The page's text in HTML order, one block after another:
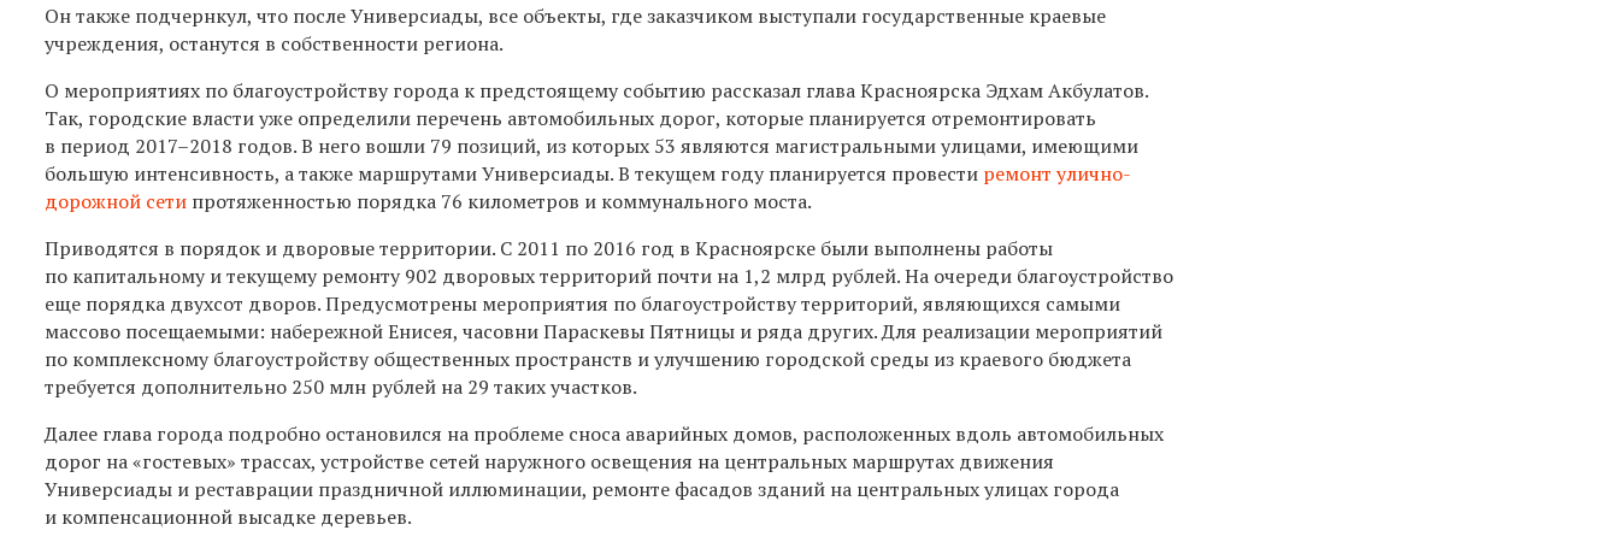
Он также подчернкул, что после Универсиады, все объекты, где заказчиком выступали государственные краевые
учреждения, останутся в собственности региона.
О мероприятиях по благоустройству города к предстоящему событию рассказал глава Красноярска Эдхам Акбулатов.
Так, городские власти уже определили перечень автомобильных дорог, которые планируется отремонтировать
в период 2017–2018 годов. В него вошли 79 позиций, из которых 53 являются магистральными улицами, имеющими
большую интенсивность, а также маршрутами Универсиады. В текущем году планируется провести ремонт улично-
дорожной сети протяженностью порядка 76 километров и коммунального моста.
Приводятся в порядок и дворовые территории. С 2011 по 2016 год в Красноярске были выполнены работы
по капитальному и текущему ремонту 902 дворовых территорий почти на 1,2 млрд рублей. На очереди благоустройство
еще порядка двухсот дворов. Предусмотрены мероприятия по благоустройству территорий, являющихся самыми
массово посещаемыми: набережной Енисея, часовни Параскевы Пятницы и ряда других. Для реализации мероприятий
по комплексному благоустройству общественных пространств и улучшению городской среды из краевого бюджета
требуется дополнительно 250 млн рублей на 29 таких участков.
Далее глава города подробно остановился на проблеме сноса аварийных домов, расположенных вдоль автомобильных
дорог на «гостевых» трассах, устройстве сетей наружного освещения на центральных маршрутах движения
Универсиады и реставрации праздничной иллюминации, ремонте фасадов зданий на центральных улицах города
и компенсационной высадке деревьев.